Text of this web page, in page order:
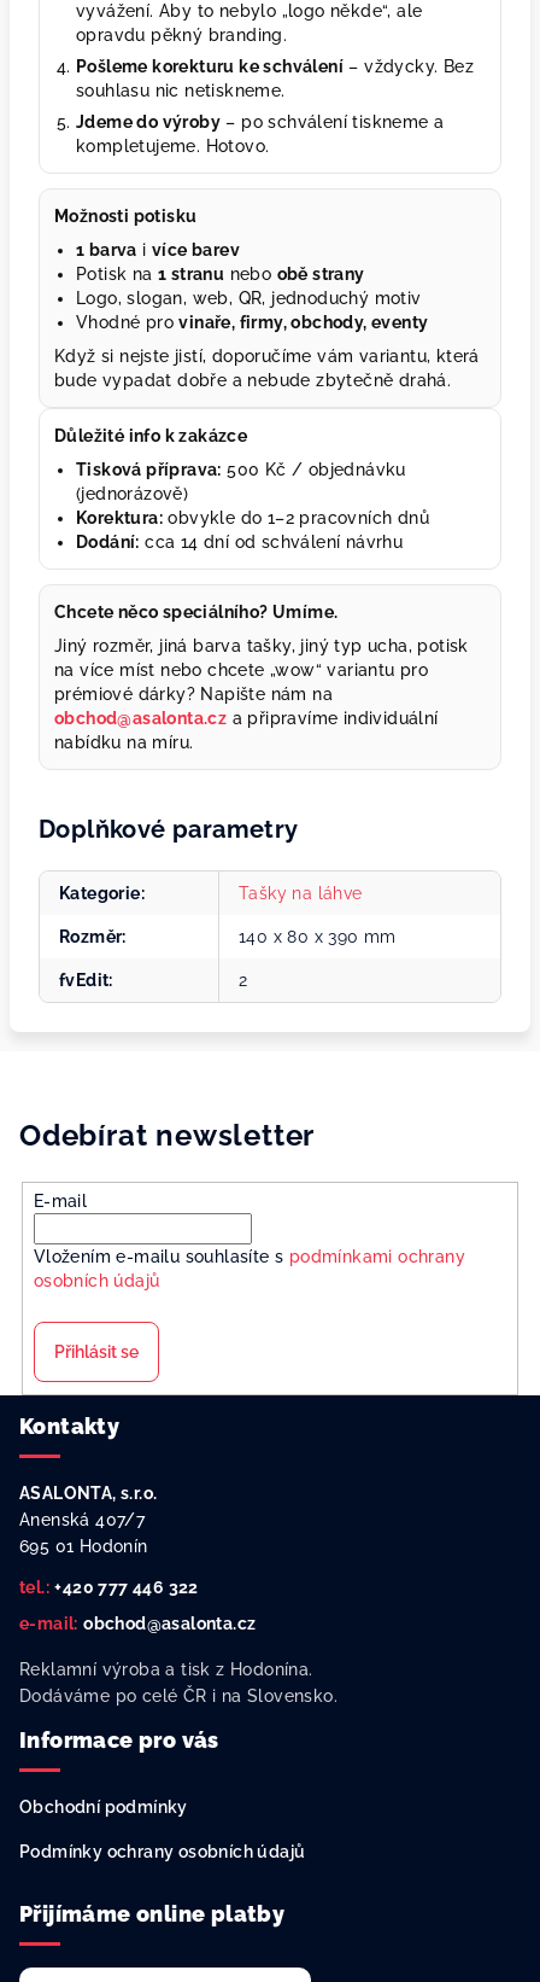
vyvážení. Aby to nebylo „logo někde“, ale
opravdu pěkný branding.
Pošleme korekturu ke schválení – vždycky. Bez
souhlasu nic netiskneme.
Jdeme do výroby – po schválení tiskneme a
kompletujeme. Hotovo.
Možnosti potisku
1 barva ivíce barev
Potisk na 1 stranu nebo obě strany
Logo, slogan, web, QR, jednoduchý motiv
Vhodné provinaře, firmy, obchody, eventy
Když si nejste jistí, doporučíme vám variantu, která
bude vypadat dobře a nebude zbytečně drahá.
Důležité info k zakázce
Tisková příprava: 500 Kč / objednávku
(jednorázově)
Korektura: obvykle do 1–2 pracovních dnů
Dodání: cca 14 dní od schválení návrhu
Chcete něco speciálního? Umíme.
Jiný rozměr, jiná barva tašky, jiný typ ucha, potisk
na více míst nebo chcete „wow“ variantu pro
prémiové dárky? Napište nám na
obchod@asalonta.cz a připravíme individuální
nabídku na míru.
Doplňkové parametry
Kategorie: Tašky na láhve
Rozměr: 140 x 80 x 390 mm
fvEdit: 2
Odebírat newsletter
E-mail
Vložením e-mailu souhlasíte s podmínkami ochrany
osobních údajů
Přihlásit se
Kontakty
ASALONTA, s.r.o.
Anenská 407/7
695 01 Hodonín
tel.: +420 777 446 322
e-mail: obchod@asalonta.cz
Reklamní výroba a tisk z Hodonína.
Dodáváme po celé ČR i na Slovensko.
Informace pro vás
Obchodní podmínky
Podmínky ochrany osobních údajů
Přijímáme online platby